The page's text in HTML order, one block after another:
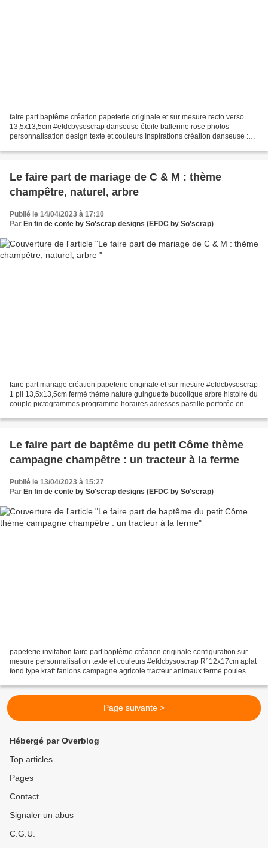
faire part baptême création papeterie originale et sur mesure recto verso
13,5x13,5cm #efdcbysoscrap danseuse étoile ballerine rose photos
personnalisation design texte et couleurs Inspirations création danseuse :
Le faire part de mariage de C & M : thème
champêtre, naturel, arbre
Publié le 14/04/2023 à 17:10
Par En fin de conte by So'scrap designs (EFDC by So'scrap)
faire part mariage création papeterie originale et sur mesure #efdcbysoscrap
1 pli 13,5x13,5cm fermé thème nature guinguette bucolique arbre histoire du
couple pictogrammes programme horaires adresses pastille perforée en
Le faire part de baptême du petit Côme thème
campagne champêtre : un tracteur à la ferme
Publié le 13/04/2023 à 15:27
Par En fin de conte by So'scrap designs (EFDC by So'scrap)
papeterie invitation faire part baptême création originale configuration sur
mesure personnalisation texte et couleurs #efdcbysoscrap R°12x17cm aplat
fond type kraft fanions campagne agricole tracteur animaux ferme poules
Page suivante >
Hébergé par Overblog
Top articles
Pages
Contact
Signaler un abus
C.G.U.